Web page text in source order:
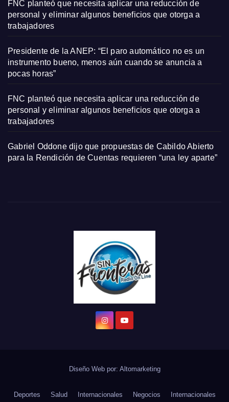
FNC planteó que necesita aplicar una reducción de
personal y eliminar algunos beneficios que otorga a
trabajadores
Presidente de la ANEP: “El paro automático no es un
instrumento bueno, menos aún cuando se anuncia a
pocas horas”
FNC planteó que necesita aplicar una reducción de
personal y eliminar algunos beneficios que otorga a
trabajadores
Gabriel Oddone dijo que propuestas de Cabildo Abierto
para la Rendición de Cuentas requieren “una ley aparte”
Diseño Web por: Altomarketing
Deportes Salud Internacionales Negocios Internacionales